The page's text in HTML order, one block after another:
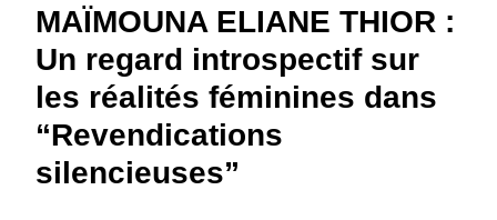
MAÏMOUNA ELIANE THIOR :
Un regard introspectif sur
les réalités féminines dans
“Revendications
silencieuses”